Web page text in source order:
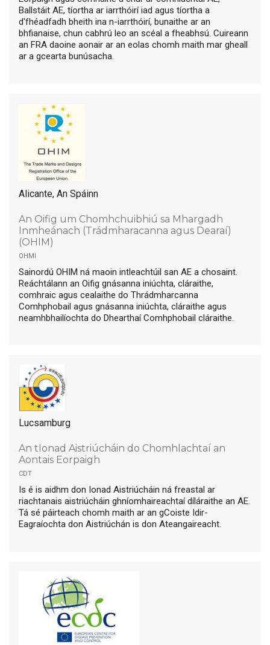
Ballstáit AE, tíortha ar iarrthóirí iad agus tíortha a
d'fhéadfadh bheith ina n-iarrthóirí, bunaithe ar an
bhfianaise, chun cabhrú leo an scéal a fheabhsú. Cuireann
an FRA daoine aonair ar an eolas chomh maith mar gheall
ar a gcearta bunúsacha.
Alicante, An Spáinn
An Oifig um Chomhchuibhiú sa Mhargadh
Inmheánach (Trádmharacanna agus Dearaí)
(OHIM)
ohmi
Sainordú OHIM ná maoin intleachtúil san AE a chosaint.
Reáchtálann an Oifig gnásanna iniúchta, cláraithe,
comhraic agus cealaithe do Thrádmharcanna
Comhphobail agus gnásanna iniúchta, cláraithe agus
neamhbhailíochta do Dhearthaí Comhphobail cláraithe.
Lucsamburg
An tIonad Aistriúcháin do Chomhlachtaí an
Aontais Eorpaigh
cdt
Is é is aidhm don Ionad Aistriúcháin ná freastal ar
riachtanais aistriúcháin ghníomhaireachtaí díláraithe an AE.
Tá sé páirteach chomh maith ar an gCoiste Idir-
Eagraíochta don Aistriúchán is don Ateangaireacht.